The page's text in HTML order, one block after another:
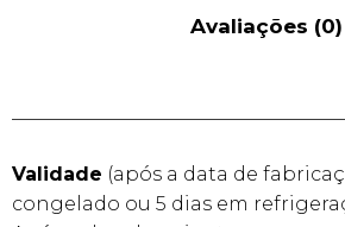
Avaliações (0)
Validade (após a data de
congelado ou 5 dias em